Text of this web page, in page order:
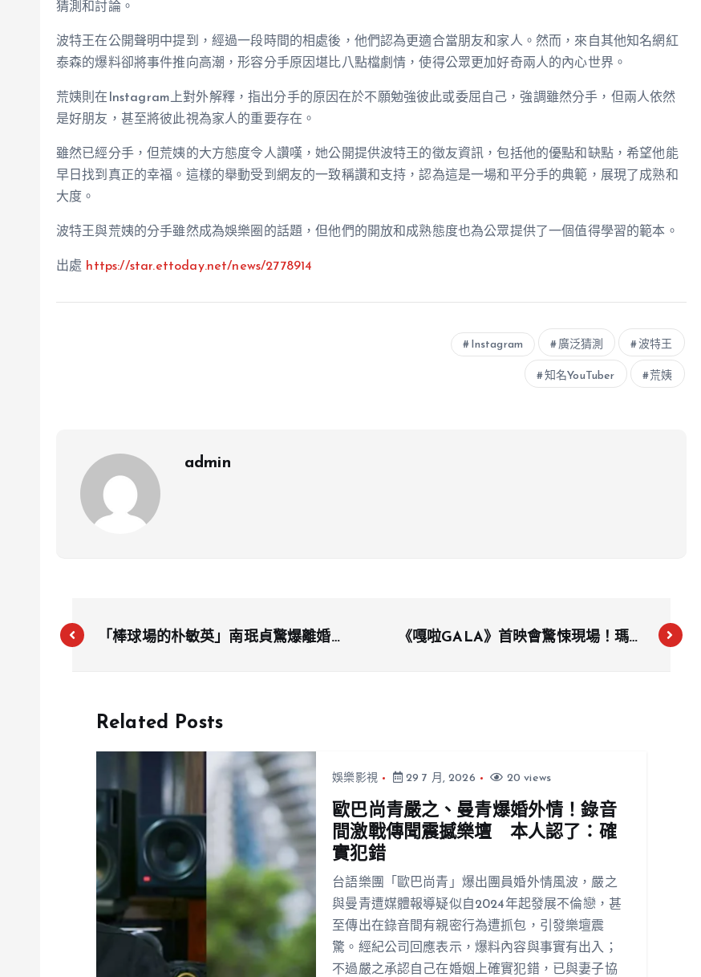
猜測和討論。
波特王在公開聲明中提到，經過一段時間的相處後，他們認為更適合當朋友和家人。然而，來自其他知名網紅
泰森的爆料卻將事件推向高潮，形容分手原因堪比八點檔劇情，使得公眾更加好奇兩人的內心世界。
荒姨則在Instagram上對外解釋，指出分手的原因在於不願勉強彼此或委屈自己，強調雖然分手，但兩人依然
是好朋友，甚至將彼此視為家人的重要存在。
雖然已經分手，但荒姨的大方態度令人讚嘆，她公開提供波特王的徵友資訊，包括他的優點和缺點，希望他能
早日找到真正的幸福。這樣的舉動受到網友的一致稱讚和支持，認為這是一場和平分手的典範，展現了成熟和
大度。
波特王與荒姨的分手雖然成為娛樂圈的話題，但他們的開放和成熟態度也為公眾提供了一個值得學習的範本。
出處 https://star.ettoday.net/news/2778914
Instagram 廣泛猜測 波特王
知名YouTuber 荒姨
admin
「棒球場的朴敏英」南珉貞驚爆離婚！
《嘎啦GALA》首映會驚悚現場！瑪菲
Related Posts
娛樂影視 29 7 月, 2026 20 views
歐巴尚青嚴之、曼青爆婚外情！錄音
間激戰傳聞震撼樂壇 本人認了：確
實犯錯
台語樂團「歐巴尚青」爆出團員婚外情風波，嚴之
與曼青遭媒體報導疑似自2024年起發展不倫戀，甚
至傳出在錄音間有親密行為遭抓包，引發樂壇震
驚。經紀公司回應表示，爆料內容與事實有出入；
不過嚴之承認自己在婚姻上確實犯錯，已與妻子協